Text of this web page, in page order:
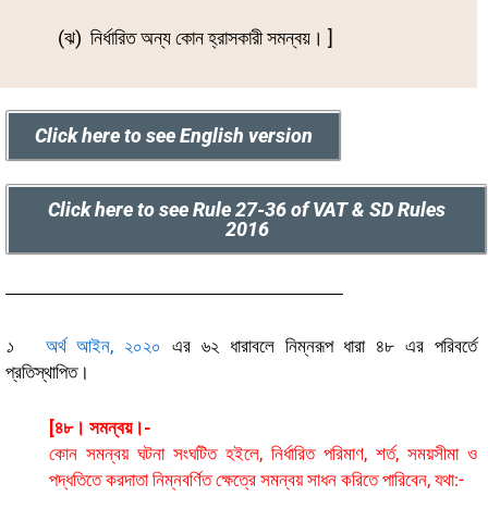
(ঝ) নির্ধারিত অন্য কোন হ্রাসকারী সমন্বয়। ]
Click here to see English version
Click here to see Rule 27-36 of VAT & SD Rules
2016
১ অর্থ আইন, ২০২০ এর ৬২ ধারাবলে নিম্নরূপ ধারা ৪৮ এর পরিবর্তে
প্রতিস্থাপিত।
[৪৮। সমন্বয়।-
কোন সমন্বয় ঘটনা সংঘটিত হইলে, নির্ধারিত পরিমাণ, শর্ত, সময়সীমা ও
পদ্ধতিতে করদাতা নিম্নবর্ণিত ক্ষেত্রে সমন্বয় সাধন করিতে পারিবেন, যথা:-